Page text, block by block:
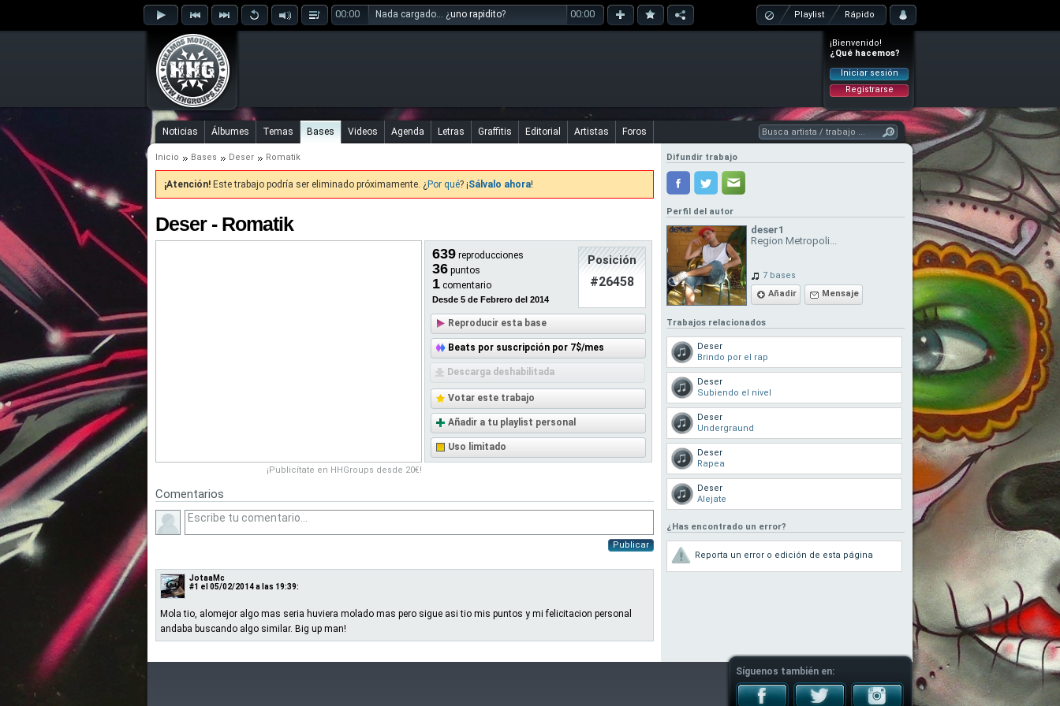
00:00 Nada cargado... ¿uno rapidito? 00:00 Playlist Rápido
¡Bienvenido!
¿Qué hacemos?
Iniciar sesión
Registrarse
Noticias Álbumes Temas Bases Videos Agenda Letras Graffitis Editorial Artistas Foros
Inicio Bases Deser Romatik
¡Atención! Este trabajo podría ser eliminado próximamente. ¿ Por qué? ¡Sálvalo ahora!
Deser - Romatik
¡Publicítate en HHGroups desde 20€!
639 reproducciones
36 puntos
1 comentario
Desde 5 de Febrero del 2014
Posición
#26458
Reproducir esta base
Beats por suscripción por 7$/mes
Descarga deshabilitada
Votar este trabajo
Añadir a tu playlist personal
Uso limitado
Comentarios
Publicar
JotaaMc
#1 el 05/02/2014 a las 19:39:
Mola tio, alomejor algo mas seria huviera molado mas pero sigue asi tio mis puntos y mi felicitacion personal
andaba buscando algo similar. Big up man!
Difundir trabajo
Perfil del autor
deser1
Region Metropoli...
7 bases
Añadir
Mensaje
Trabajos relacionados
Deser
Brindo por el rap
Deser
Subiendo el nivel
Deser
Undergraund
Deser
Rapea
Deser
Alejate
¿Has encontrado un error?
Reporta un error o edición de esta página
Síguenos también en: